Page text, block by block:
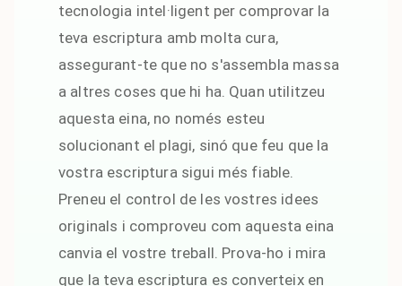
tecnologia intel·ligent per comprovar la
teva escriptura amb molta cura,
assegurant-te que no s'assembla massa
a altres coses que hi ha. Quan utilitzeu
aquesta eina, no només esteu
solucionant el plagi, sinó que feu que la
vostra escriptura sigui més fiable.
Preneu el control de les vostres idees
originals i comproveu com aquesta eina
canvia el vostre treball. Prova-ho i mira
que la teva escriptura es converteix en